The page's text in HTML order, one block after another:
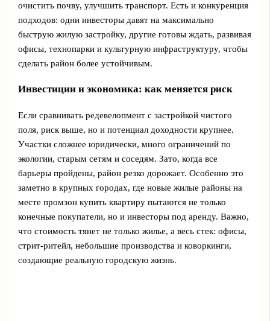
очистить почву, улучшить транспорт. Есть и конкуренция
подходов: одни инвесторы давят на максимально
быструю жилую застройку, другие готовы ждать, развивая
офисы, технопарки и культурную инфраструктуру, чтобы
сделать район более устойчивым.
Инвестиции и экономика: как меняется риск
Если сравнивать редевелопмент с застройкой чистого
поля, риск выше, но и потенциал доходности крупнее.
Участки сложнее юридически, много ограничений по
экологии, старым сетям и соседям. Зато, когда все
барьеры пройдены, район резко дорожает. Особенно это
заметно в крупных городах, где новые жилые районы на
месте промзон купить квартиру пытаются не только
конечные покупатели, но и инвесторы под аренду. Важно,
что стоимость тянет не только жилье, а весь стек: офисы,
стрит‑ритейл, небольшие производства и коворкинги,
создающие реальную городскую жизнь.